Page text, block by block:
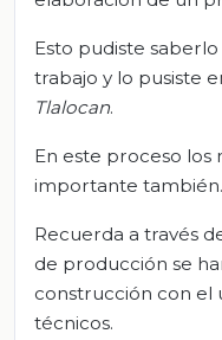
Esto pudiste
trabajo y lo pusiste
Tlalocan.
En este proceso
importante también.
Recuerda a través
de producción se
construcción con el
técnicos.